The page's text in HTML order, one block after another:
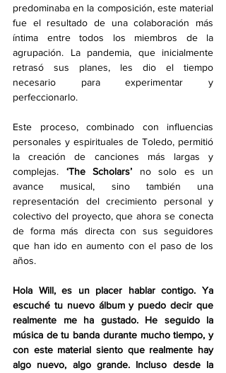
predominaba en la composición, este material
fue el resultado de una colaboración más
íntima entre todos los miembros de la
agrupación. La pandemia, que inicialmente
retrasó sus planes, les dio el tiempo
necesario para experimentar y
perfeccionarlo.
Este proceso, combinado con influencias
personales y espirituales de Toledo, permitió
la creación de canciones más largas y
complejas.
‘The Scholars’ no solo es un
avance musical, sino también una
representación del crecimiento personal y
colectivo del proyecto, que ahora se conecta
de forma más directa con sus seguidores
que han ido en aumento con el paso de los
años.
Hola Will, es un placer hablar contigo. Ya
escuché tu nuevo álbum y puedo decir que
realmente me ha gustado. He seguido la
música de tu banda durante mucho tiempo, y
con este material siento que realmente hay
algo nuevo, algo grande. Incluso desde la